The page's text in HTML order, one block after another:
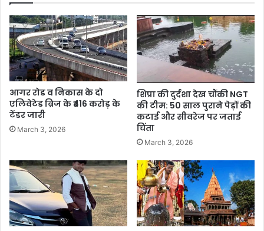
आगर रोड व निकास के दो
एलिवेटेड ब्रिज के ₹416 करोड़ के
टेंडर जारी
March 3, 2026
शिप्रा की दुर्दशा देख चौंकी NGT
की टीम: 50 साल पुराने पेड़ों की
कटाई और सीवरेज पर जताई
चिंता
March 3, 2026